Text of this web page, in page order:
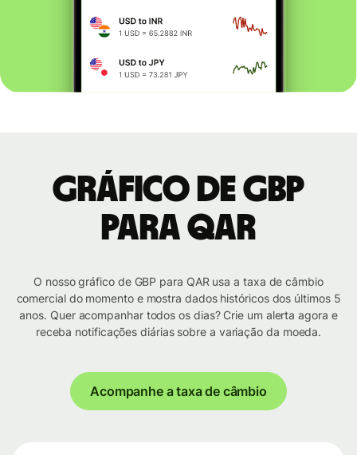
Gráfico de GBP
para QAR
O nosso gráfico de GBP para QAR usa a taxa de câmbio
comercial do momento e mostra dados históricos dos últimos 5
anos. Quer acompanhar todos os dias? Crie um alerta agora e
receba notificações diárias sobre a variação da moeda.
Acompanhe a taxa de câmbio